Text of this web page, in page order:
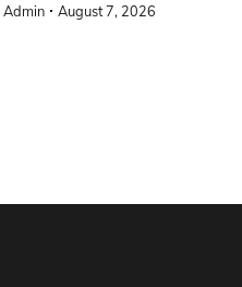
Admin August 7, 2026